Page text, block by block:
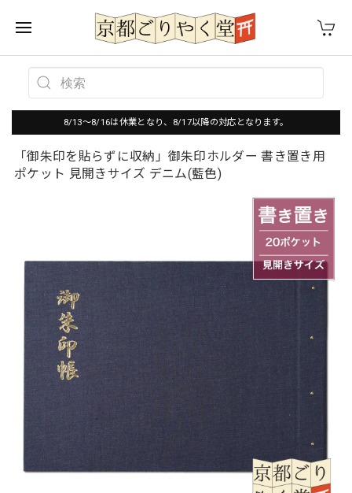
8/13～8/16は休業となり、8/17以降の対応となります。
「御朱印を貼らずに収納」御朱印ホルダー 書き置き用
ポケット 見開きサイズ デニム(藍色)